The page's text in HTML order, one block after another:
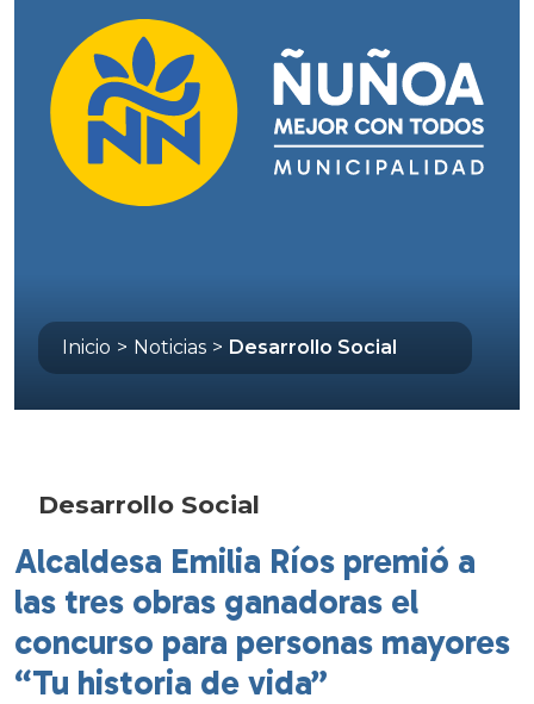
Inicio > Noticias > Desarrollo Social
Desarrollo Social
Alcaldesa Emilia Ríos premió a
las tres obras ganadoras el
concurso para personas mayores
“Tu historia de vida”